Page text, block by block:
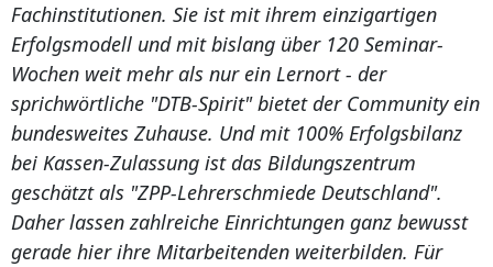
Fachinstitutionen. Sie ist mit ihrem einzigartigen
Erfolgsmodell und mit bislang über 120 Seminar-
Wochen weit mehr als nur ein Lernort - der
sprichwörtliche "DTB-Spirit" bietet der Community ein
bundesweites Zuhause. Und mit 100% Erfolgsbilanz
bei Kassen-Zulassung ist das Bildungszentrum
geschätzt als "ZPP-Lehrerschmiede Deutschland".
Daher lassen zahlreiche Einrichtungen ganz bewusst
gerade hier ihre Mitarbeitenden weiterbilden. Für